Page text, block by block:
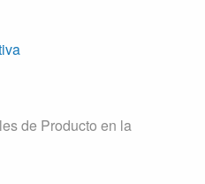
de Producto en la